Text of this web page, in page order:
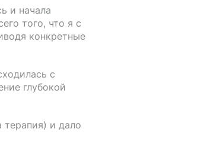
и начала
того, что я с
конкретные
с
глубокой
и дало